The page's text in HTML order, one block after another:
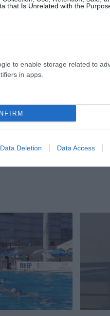
that Is Unrelated with the
to enable storage related to
in apps.
Data Deletion Data Access
στην
γύρο του
Contender.
ΑΝΔΡΩΝ
δεύτερο
09.06.2026